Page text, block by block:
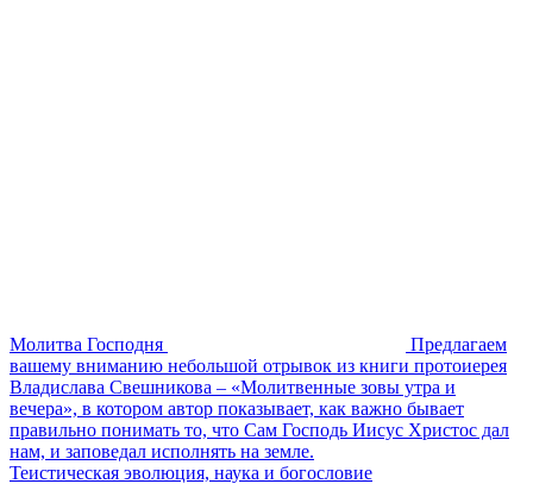
Молитва Господня
Предлагаем
вашему вниманию небольшой отрывок из книги протоиерея
Владислава Свешникова – «Молитвенные зовы утра и
вечера», в котором автор показывает, как важно бывает
правильно понимать то, что Сам Господь Иисус Христос дал
нам, и заповедал исполнять на земле.
Теистическая эволюция, наука и богословие